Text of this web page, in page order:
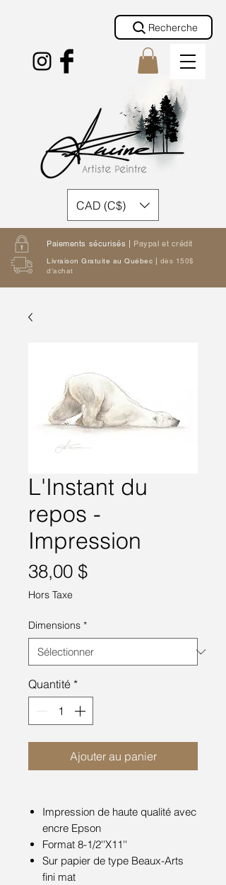
Paiements sécurisés | Paypal et crédit
Livraison Gratuite au Québec | dès 150$
d'achat
Recherche
CAD (C$)
L'Instant du
repos -
Impression
38,00 $Prix
Hors Taxe
Dimensions *
Quantité *
Ajouter au panier
Impression de haute qualité avec
encre Epson
Format 8-1/2''X11''
Sur papier de type Beaux-Arts
fini mat